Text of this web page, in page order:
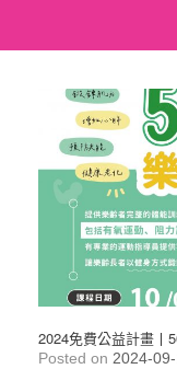
2024免費公益計畫丨
Posted on 2024-